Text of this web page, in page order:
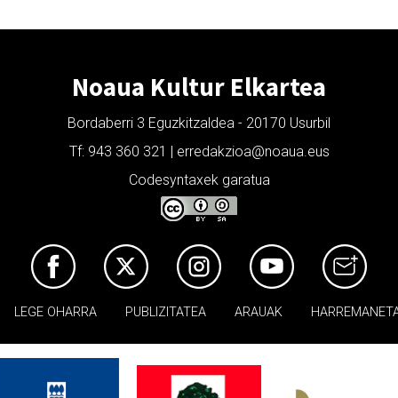
Noaua Kultur Elkartea
Bordaberri 3 Eguzkitzaldea - 20170 Usurbil
Tf: 943 360 321 | erredakzioa@noaua.eus
Codesyntaxek garatua
LEGE OHARRA PUBLIZITATEA ARAUAK